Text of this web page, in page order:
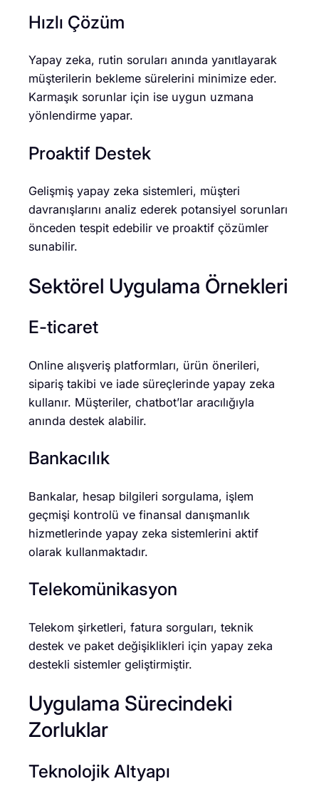
Hızlı Çözüm
Yapay zeka, rutin soruları anında yanıtlayarak
müşterilerin bekleme sürelerini minimize eder.
Karmaşık sorunlar için ise uygun uzmana
yönlendirme yapar.
Proaktif Destek
Gelişmiş yapay zeka sistemleri, müşteri
davranışlarını analiz ederek potansiyel sorunları
önceden tespit edebilir ve proaktif çözümler
sunabilir.
Sektörel Uygulama Örnekleri
E-ticaret
Online alışveriş platformları, ürün önerileri,
sipariş takibi ve iade süreçlerinde yapay zeka
kullanır. Müşteriler, chatbot’lar aracılığıyla
anında destek alabilir.
Bankacılık
Bankalar, hesap bilgileri sorgulama, işlem
geçmişi kontrolü ve finansal danışmanlık
hizmetlerinde yapay zeka sistemlerini aktif
olarak kullanmaktadır.
Telekomünikasyon
Telekom şirketleri, fatura sorguları, teknik
destek ve paket değişiklikleri için yapay zeka
destekli sistemler geliştirmiştir.
Uygulama Sürecindeki
Zorluklar
Teknolojik Altyapı